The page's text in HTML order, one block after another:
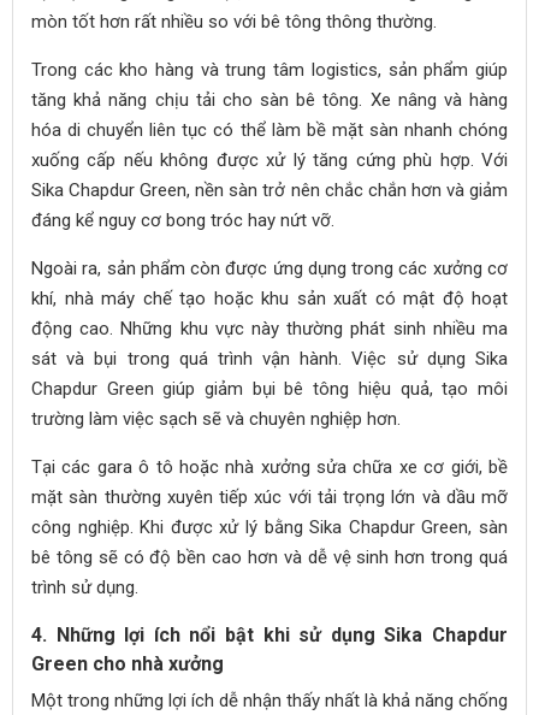
mòn tốt hơn rất nhiều so với bê tông thông thường.
Trong các kho hàng và trung tâm logistics, sản phẩm giúp
tăng khả năng chịu tải cho sàn bê tông. Xe nâng và hàng
hóa di chuyển liên tục có thể làm bề mặt sàn nhanh chóng
xuống cấp nếu không được xử lý tăng cứng phù hợp. Với
Sika Chapdur Green, nền sàn trở nên chắc chắn hơn và giảm
đáng kể nguy cơ bong tróc hay nứt vỡ.
Ngoài ra, sản phẩm còn được ứng dụng trong các xưởng cơ
khí, nhà máy chế tạo hoặc khu sản xuất có mật độ hoạt
động cao. Những khu vực này thường phát sinh nhiều ma
sát và bụi trong quá trình vận hành. Việc sử dụng Sika
Chapdur Green giúp giảm bụi bê tông hiệu quả, tạo môi
trường làm việc sạch sẽ và chuyên nghiệp hơn.
Tại các gara ô tô hoặc nhà xưởng sửa chữa xe cơ giới, bề
mặt sàn thường xuyên tiếp xúc với tải trọng lớn và dầu mỡ
công nghiệp. Khi được xử lý bằng Sika Chapdur Green, sàn
bê tông sẽ có độ bền cao hơn và dễ vệ sinh hơn trong quá
trình sử dụng.
4. Những lợi ích nổi bật khi sử dụng Sika Chapdur
Green cho nhà xưởng
Một trong những lợi ích dễ nhận thấy nhất là khả năng chống